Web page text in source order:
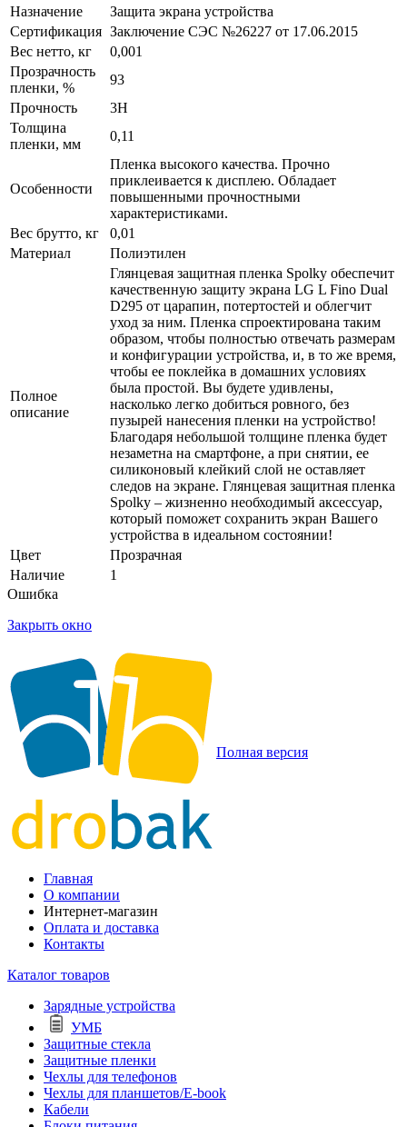
Назначение
Защита экрана устройства
Сертификация Заключение СЭС №26227 от 17.06.2015
Вес нетто, кг
0,001
Прозрачность
пленки, %
93
Прочность
3H
Толщина
пленки, мм
0,11
Особенности
Пленка высокого качества. Прочно
приклеивается к дисплею. Обладает
повышенными прочностными
характеристиками.
Вес брутто, кг
0,01
Материал
Полиэтилен
Полное
описание
Глянцевая защитная пленка Spolky обеспечит
качественную защиту экрана LG L Fino Dual
D295 от царапин, потертостей и облегчит
уход за ним. Пленка спроектирована таким
образом, чтобы полностью отвечать размерам
и конфигурации устройства, и, в то же время,
чтобы ее поклейка в домашних условиях
была простой. Вы будете удивлены,
насколько легко добиться ровного, без
пузырей нанесения пленки на устройство!
Благодаря небольшой толщине пленка будет
незаметна на смартфоне, а при снятии, ее
силиконовый клейкий слой не оставляет
следов на экране. Глянцевая защитная пленка
Spolky – жизненно необходимый аксессуар,
который поможет сохранить экран Вашего
устройства в идеальном состоянии!
Цвет
Прозрачная
Наличие
1
Ошибка
Закрыть окно
Полная версия
Главная
О компании
Интернет-магазин
Оплата и доставка
Контакты
Каталог товаров
Зарядные устройства
УМБ
Защитные стекла
Защитные пленки
Чехлы для телефонов
Чехлы для планшетов/E-book
Кабели